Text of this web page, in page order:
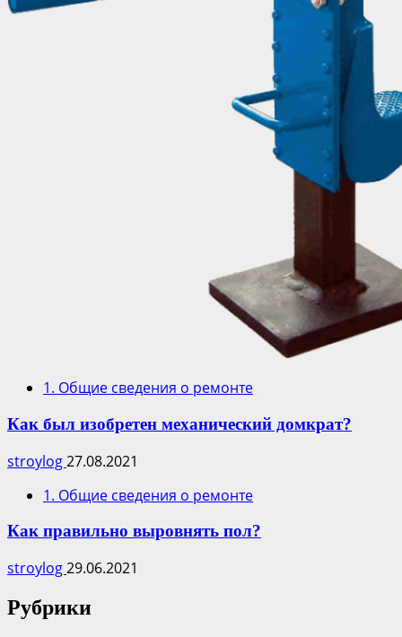
1. Общие сведения о ремонте
Как был изобретен механический домкрат?
stroylog27.08.2021
1. Общие сведения о ремонте
Как правильно выровнять пол?
stroylog29.06.2021
Рубрики